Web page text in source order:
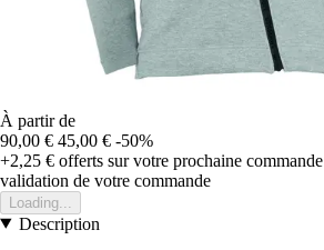
À partir de
90,00 € 45,00 € -50%
+2,25 € offerts sur votre prochaine commande
validation de votre commande
Loading...
Description